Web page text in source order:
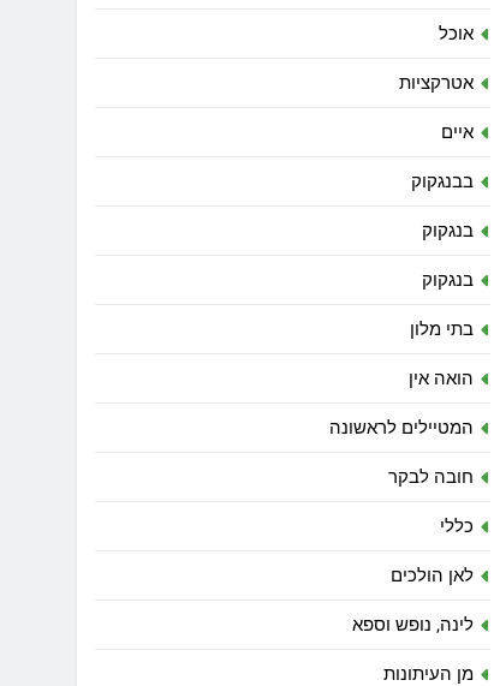
אוכל
אטרקציות
איים
בבנגקוק
בנגקוק
בנגקוק
בתי מלון
הואה אין
המטיילים לראשונה
חובה לבקר
כללי
לאן הולכים
לינה, נופש וספא
מן העיתונות